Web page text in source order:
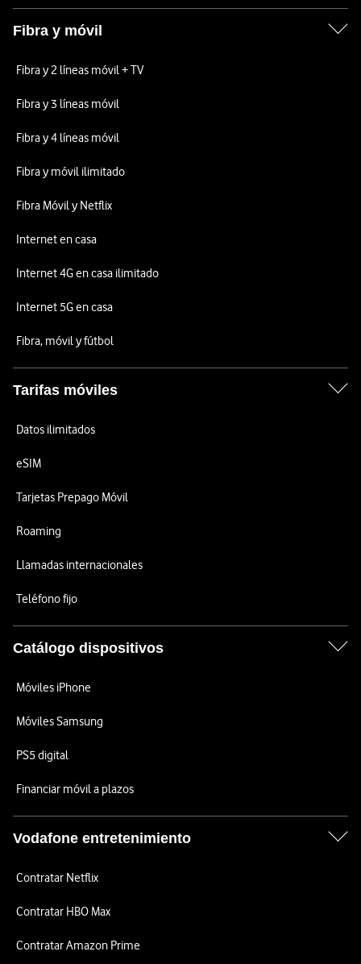
Fibra y móvil
Fibra y 2 líneas móvil + TV
Fibra y 3 líneas móvil
Fibra y 4 líneas móvil
Fibra y móvil ilimitado
Fibra Móvil y Netflix
Internet en casa
Internet 4G en casa ilimitado
Internet 5G en casa
Fibra, móvil y fútbol
Tarifas móviles
Datos ilimitados
eSIM
Tarjetas Prepago Móvil
Roaming
Llamadas internacionales
Teléfono fijo
Catálogo dispositivos
Móviles iPhone
Móviles Samsung
PS5 digital
Financiar móvil a plazos
Vodafone entretenimiento
Contratar Netflix
Contratar HBO Max
Contratar Amazon Prime